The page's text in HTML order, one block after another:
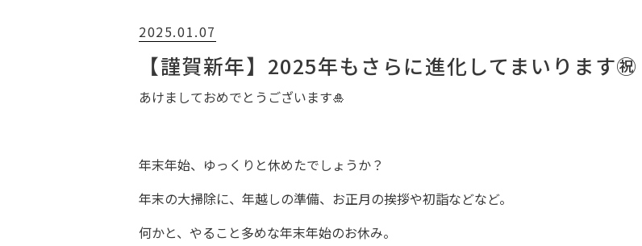
2025.01.07
【謹賀新年】2025年もさらに進化してまいります㊗️
あけましておめでとうございます🎍
年末年始、ゆっくりと休めたでしょうか？
年末の大掃除に、年越しの準備、お正月の挨拶や初詣などなど。
何かと、やること多めな年末年始のお休み。